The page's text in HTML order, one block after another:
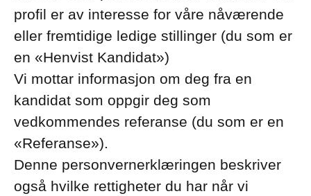
profil er av interesse for våre nåværende
eller fremtidige ledige stillinger (du som er
en «Henvist Kandidat»)
Vi mottar informasjon om deg fra en
kandidat som oppgir deg som
vedkommendes referanse (du som er en
«Referanse»).
Denne personvernerklæringen beskriver
også hvilke rettigheter du har når vi